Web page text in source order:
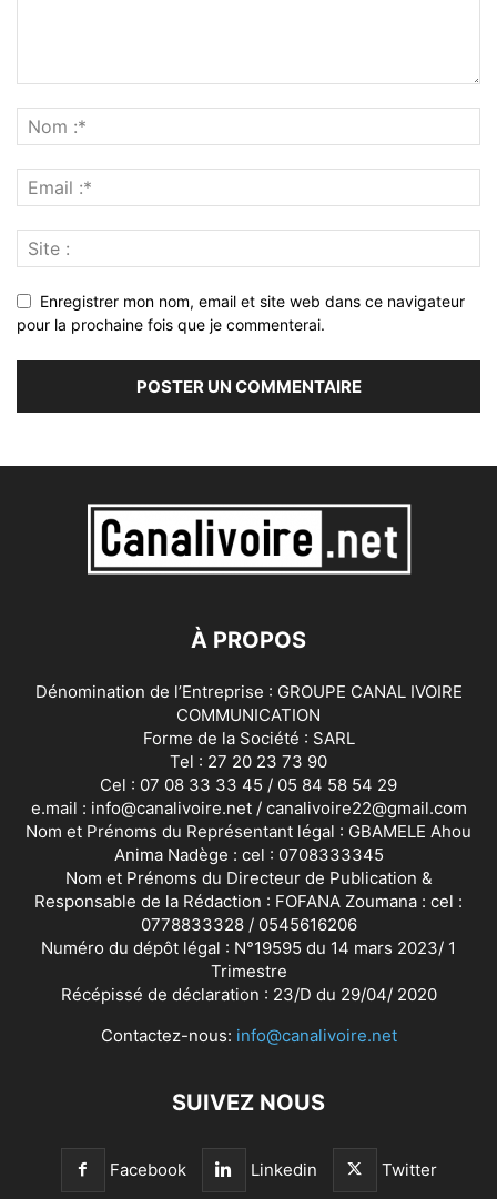
Enregistrer mon nom, email et site web dans ce navigateur
pour la prochaine fois que je commenterai.
À PROPOS
Dénomination de l’Entreprise : GROUPE CANAL IVOIRE
COMMUNICATION
Forme de la Société : SARL
Tel : 27 20 23 73 90
Cel : 07 08 33 33 45 / 05 84 58 54 29
e.mail : info@canalivoire.net / canalivoire22@gmail.com
Nom et Prénoms du Représentant légal : GBAMELE Ahou
Anima Nadège : cel : 0708333345
Nom et Prénoms du Directeur de Publication &
Responsable de la Rédaction : FOFANA Zoumana : cel :
0778833328 / 0545616206
Numéro du dépôt légal : N°19595 du 14 mars 2023/ 1
Trimestre
Récépissé de déclaration : 23/D du 29/04/ 2020
Contactez-nous: info@canalivoire.net
SUIVEZ NOUS
Facebook Linkedin Twitter